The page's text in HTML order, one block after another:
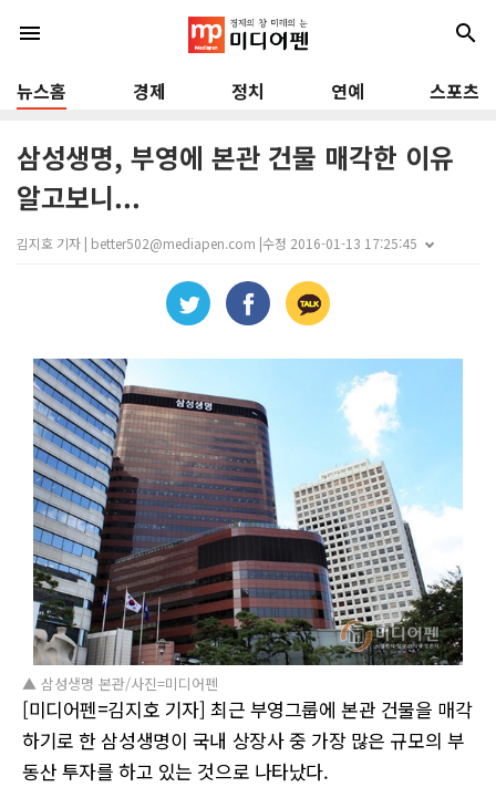
menu search
뉴스홈 경제 정치 연예 스포츠
삼성생명, 부영에 본관 건물 매각한 이유
알고보니...
김지호 기자 | better502@mediapen.com |수정 2016-01-13 17:25:45
▲ 삼성생명 본관/사진=미디어펜
[미디어펜=김지호 기자] 최근 부영그룹에 본관 건물을 매각
하기로 한 삼성생명이 국내 상장사 중 가장 많은 규모의 부
동산 투자를 하고 있는 것으로 나타났다.